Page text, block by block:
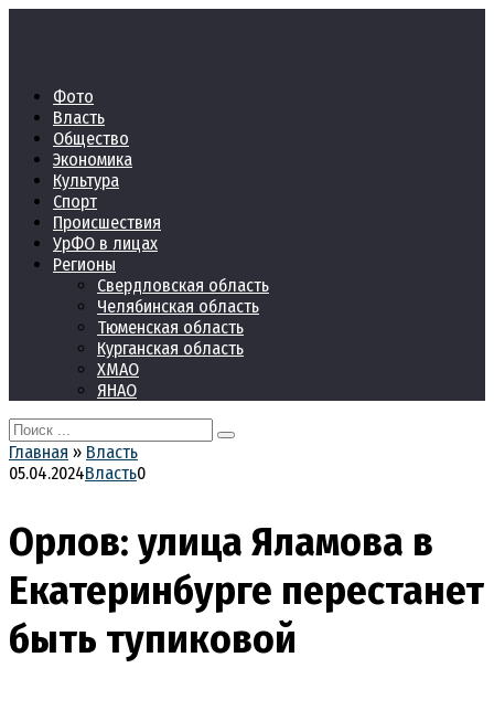
Фото
Власть
Общество
Экономика
Культура
Спорт
Происшествия
УрФО в лицах
Регионы
Свердловская область
Челябинская область
Тюменская область
Курганская область
ХМАО
ЯНАО
Search
for:
Главная » Власть
05.04.2024Власть0
Орлов: улица Яламова в
Екатеринбурге перестанет
быть тупиковой